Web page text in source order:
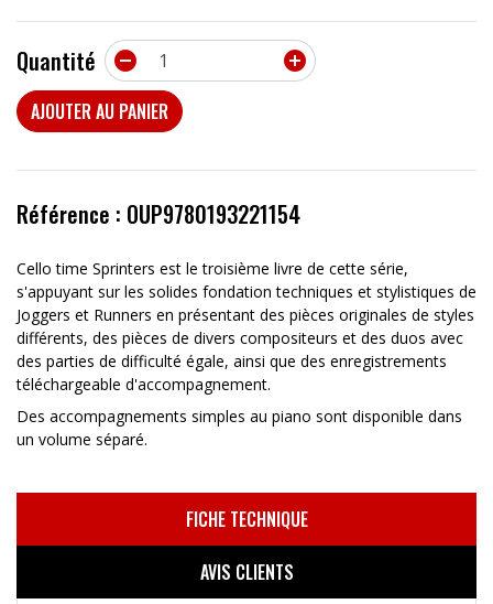
Quantité 

AJOUTER AU PANIER
Référence : OUP9780193221154
Cello time Sprinters est le troisième livre de cette série,
s'appuyant sur les solides fondation techniques et stylistiques de
Joggers et Runners en présentant des pièces originales de styles
différents, des pièces de divers compositeurs et des duos avec
des parties de difficulté égale, ainsi que des enregistrements
téléchargeable d'accompagnement.
Des accompagnements simples au piano sont disponible dans
un volume séparé.
FICHE TECHNIQUE
AVIS CLIENTS